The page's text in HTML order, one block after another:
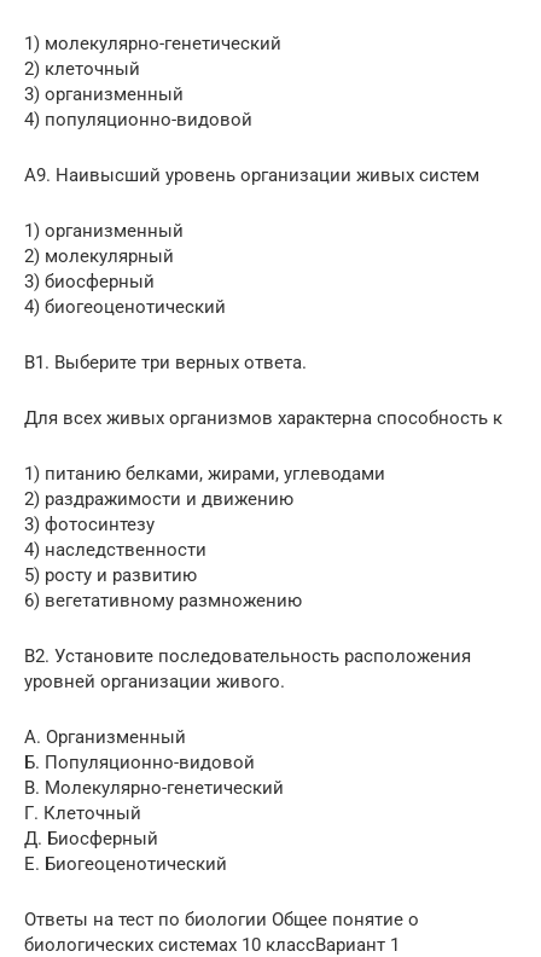
1) молекулярно-генетический
2) клеточный
3) организменный
4) популяционно-видовой
А9. Наивысший уровень организации живых систем
1) организменный
2) молекулярный
3) биосферный
4) биогеоценотический
В1. Выберите три верных ответа.
Для всех живых организмов характерна способность к
1) питанию белками, жирами, углеводами
2) раздражимости и движению
3) фотосинтезу
4) наследственности
5) росту и развитию
6) вегетативному размножению
В2. Установите последовательность расположения
уровней организации живого.
А. Организменный
Б. Популяционно-видовой
В. Молекулярно-генетический
Г. Клеточный
Д. Биосферный
Е. Биогеоценотический
Ответы на тест по биологии Общее понятие о
биологических системах 10 классВариант 1